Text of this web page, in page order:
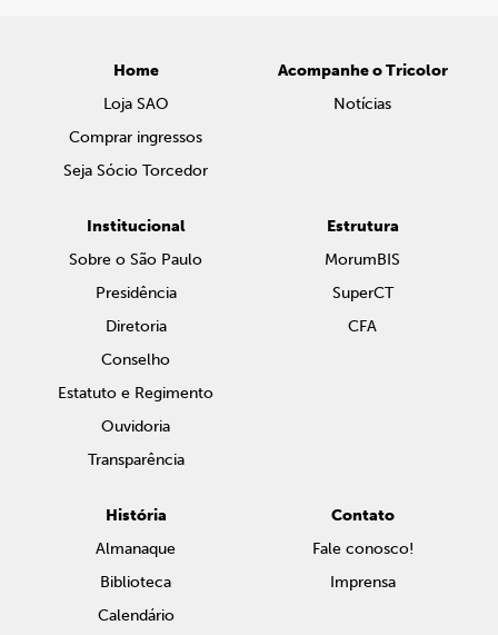
Home
Loja SAO
Comprar ingressos
Seja Sócio Torcedor
Acompanhe o Tricolor
Notícias
Institucional
Sobre o São Paulo
Presidência
Diretoria
Conselho
Estatuto e Regimento
Ouvidoria
Transparência
Estrutura
MorumBIS
SuperCT
CFA
História
Almanaque
Biblioteca
Calendário
Contato
Fale conosco!
Imprensa